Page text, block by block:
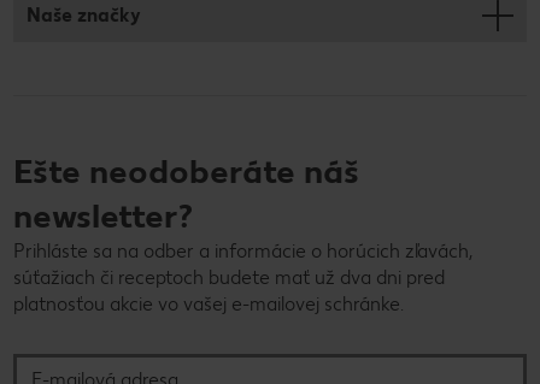
Naše značky
Ešte neodoberáte náš
newsletter?
Prihláste sa na odber a informácie o horúcich zľavách,
súťažiach či receptoch budete mať už dva dni pred
platnosťou akcie vo vašej e-mailovej schránke.